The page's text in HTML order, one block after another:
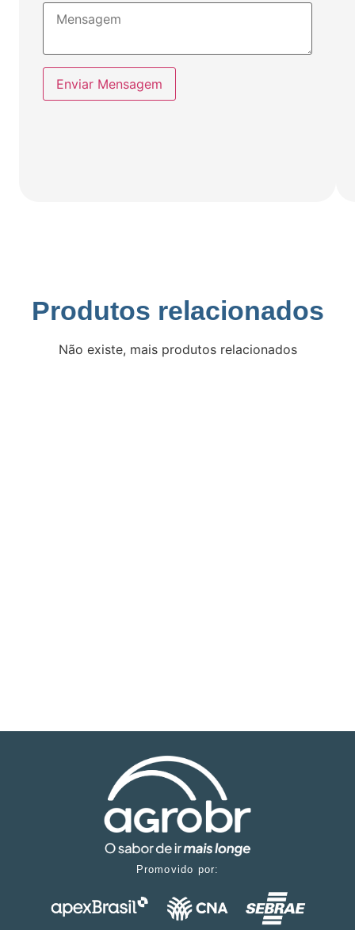
Enviar Mensagem
Produtos relacionados
Não existe, mais produtos relacionados
Promovido por: